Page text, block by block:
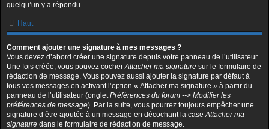
quelqu’un y a répondu.
Haut
Comment ajouter une signature à mes messages ?
Vous devez d’abord créer une signature depuis votre panneau de l’utilisateur.
Une fois créée, vous pouvez cocherAttacher ma signature sur le formulaire de
rédaction de message. Vous pouvez aussi ajouter la signature par défaut à
tous vos messages en activant l’option « Attacher ma signature » à partir du
panneau de l’utilisateur (ongletPréférences du forum --> Modifier les
préférences de message). Par la suite, vous pourrez toujours empêcher une
signature d’être ajoutée à un message en décochant la caseAttacher ma
signature dans le formulaire de rédaction de message.